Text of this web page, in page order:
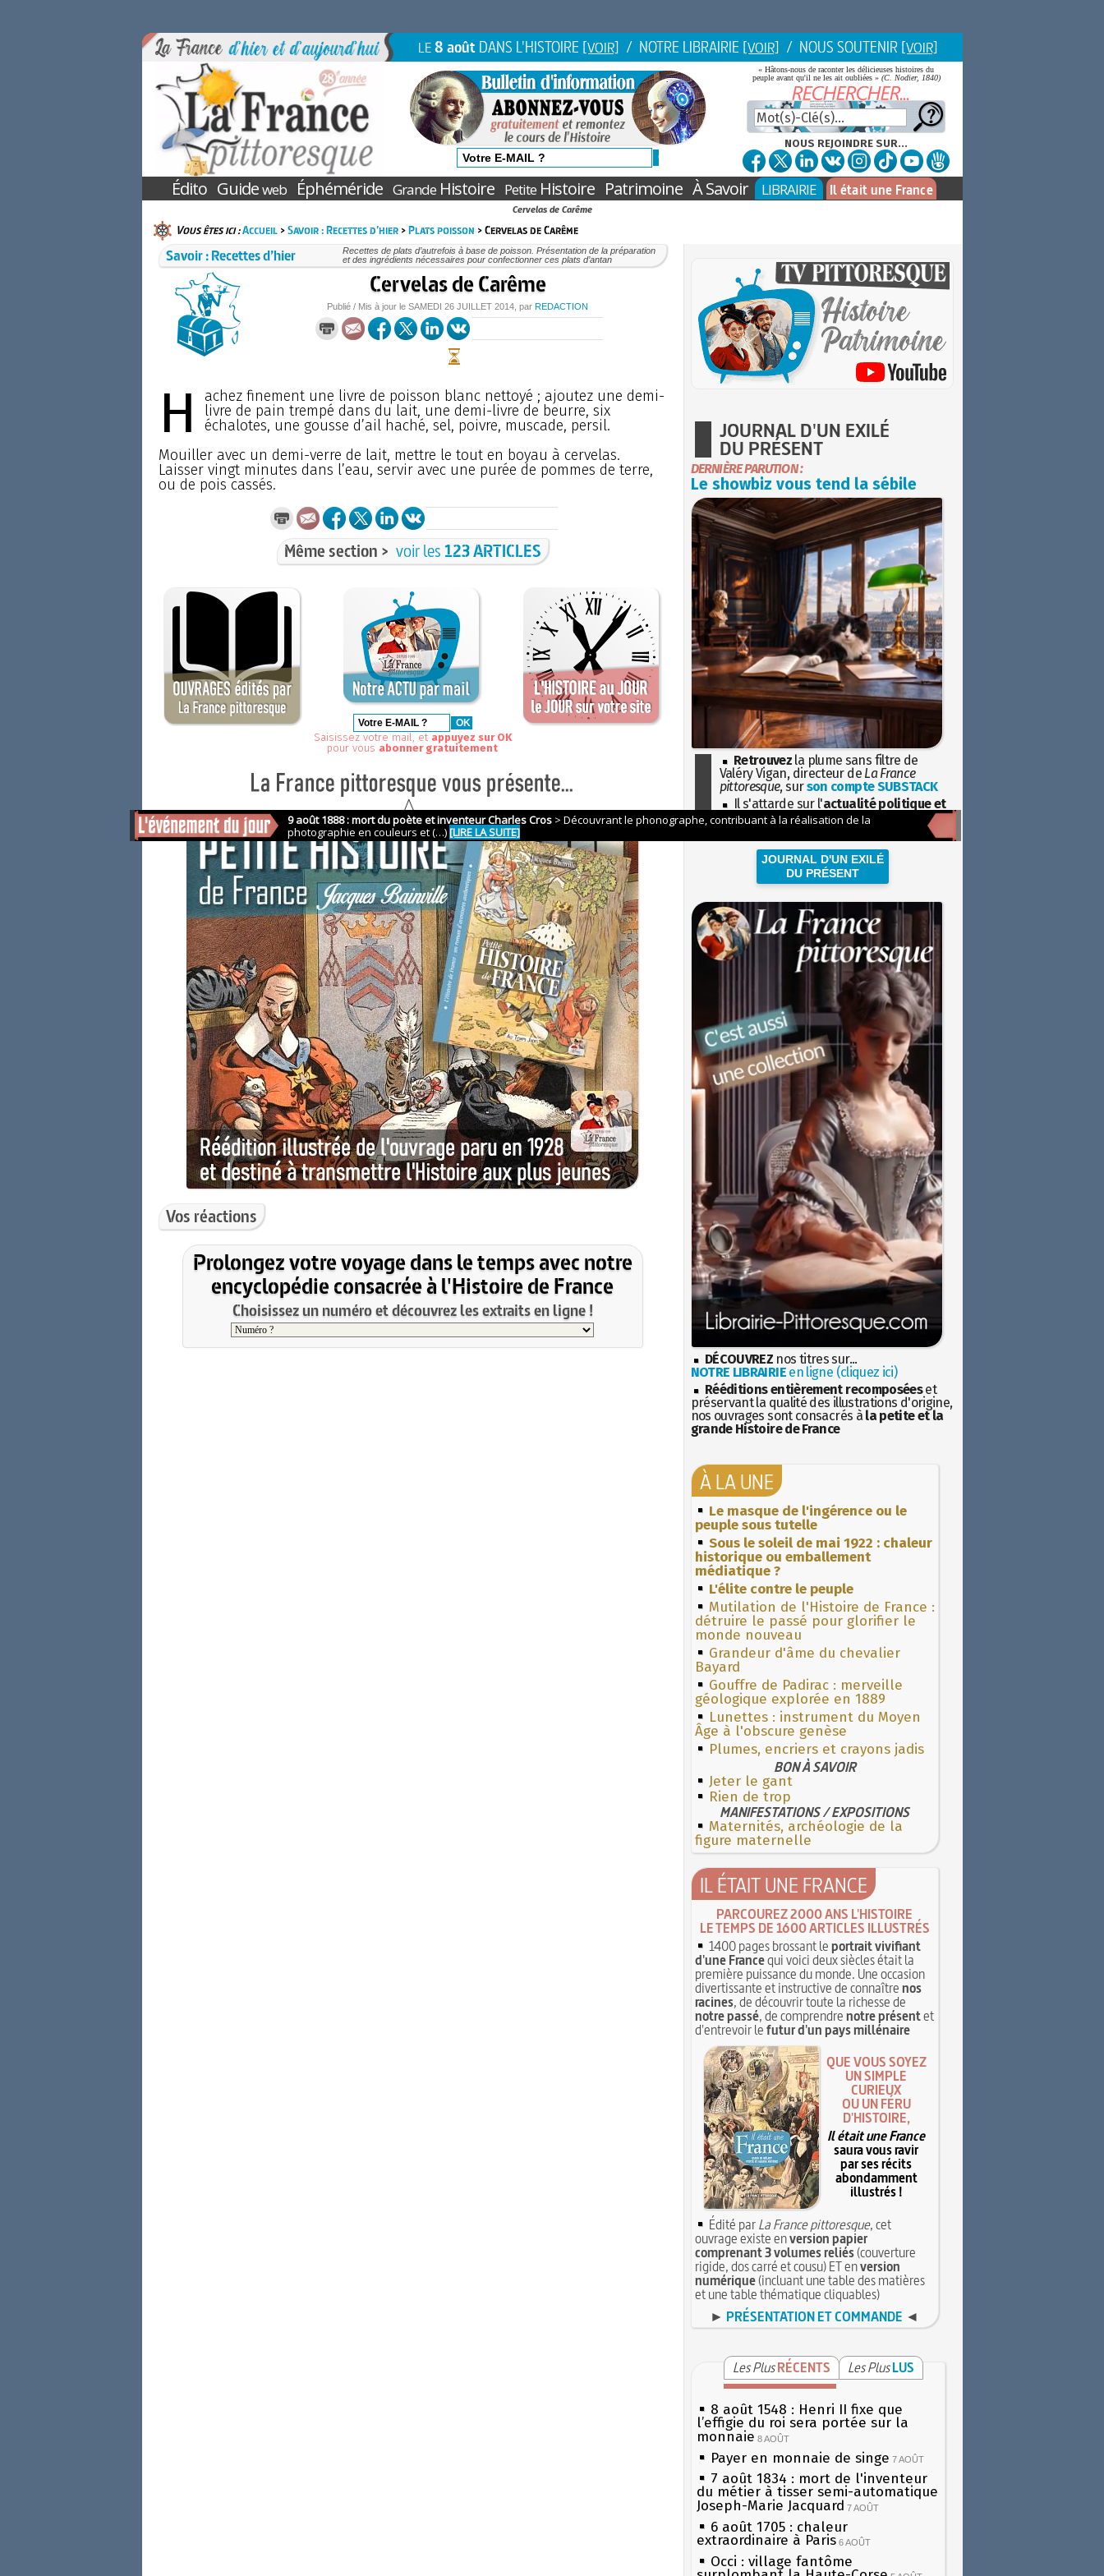
LE8 août DANS L'HISTOIRE [VOIR] / NOTRE LIBRAIRIE [VOIR] / NOUS SOUTENIR [VOIR]
« Hâtons-nous de raconter les délicieuses histoires du
peuple avant qu'il ne les ait oubliées » (C. Nodier, 1840)
NOUS REJOINDRE SUR...
Édito Guideweb Éphéméride GrandeHistoire PetiteHistoire Patrimoine À Savoir LIBRAIRIE Il était une France
Cervelas de Carême
Vous êtes ici :Accueil>Savoir : Recettes d’hier>Plats poisson > Cervelas de Carême
Savoir : Recettes d’hier
Recettes de plats d’autrefois à base de poisson. Présentation de la préparation
et des ingrédients nécessaires pour confectionner ces plats d’antan
Cervelas de Carême
Publié / Mis à jour le SAMEDI 26 JUILLET 2014 , par REDACTION
H
achez finement une livre de poisson blanc nettoyé ; ajoutez une demi-
livre de pain trempé dans du lait, une demi-livre de beurre, six
échalotes, une gousse d’ail haché, sel, poivre, muscade, persil.
Mouiller avec un demi-verre de lait, mettre le tout en boyau à cervelas.
Laisser vingt minutes dans l’eau, servir avec une purée de pommes de terre,
ou de pois cassés.
Même section > voir les 123 ARTICLES
Saisissez votre mail, et appuyez sur OK
pour vous abonner gratuitement
Vos réactions
Prolongez votre voyage dans le temps avec notre
encyclopédie consacrée à l'Histoire de France
Choisissez un numéro et découvrez les extraits en ligne !
JOURNAL D'UN EXILÉ
DU PRÉSENT
DERNIÈRE PARUTION :
Le showbiz vous tend la sébile
Retrouvez la plume sans filtre de
Valéry Vigan, directeur de La France
pittoresque, surson compte SUBSTACK
Il s'attarde sur l'actualité politique et
sociétaleavec la hauteur de vue de
JOURNAL D'UN EXILÉ
DU PRÉSENT
DÉCOUVREZ nos titres sur...
NOTRE LIBRAIRIEen ligne (cliquez ici)
Rééditions entièrement recomposéeset
préservant la qualité des illustrations d'origine,
nos ouvrages sont consacrés à la petite et la
grande Histoire de France
À LA UNE
Le masque de l'ingérence ou le
peuple sous tutelle
Sous le soleil de mai 1922 : chaleur
historique ou emballement
médiatique ?
L'élite contre le peuple
Mutilation de l'Histoire de France :
détruire le passé pour glorifier le
monde nouveau
Grandeur d'âme du chevalier
Bayard
Gouffre de Padirac : merveille
géologique explorée en 1889
Lunettes : instrument du Moyen
Âge à l'obscure genèse
Plumes, encriers et crayons jadis
BON À SAVOIR
Jeter le gant
Rien de trop
MANIFESTATIONS / EXPOSITIONS
Maternités, archéologie de la
figure maternelle
IL ÉTAIT UNE FRANCE
PARCOUREZ 2000 ANS L'HISTOIRE
LE TEMPS DE 1600 ARTICLES ILLUSTRÉS
1400 pages brossant leportrait vivifiant
d'une Francequi voici deux siècles était la
première puissance du monde. Une occasion
divertissante et instructive de connaîtrenos
racines, de découvrir toute la richesse de
notre passé, de comprendrenotre présentet
d'entrevoir lefutur d'un pays millénaire
QUE VOUS SOYEZ
UN SIMPLE
CURIEUX
OU UN FÉRU
D'HISTOIRE,
Il était une France
saura vous ravir
par ses récits
abondamment
illustrés !
Édité parLa France pittoresque, cet
ouvrage existe enversion papier
comprenant 3 volumes reliés(couverture
rigide, dos carré et cousu) ET enversion
numérique(incluant une table des matières
et une table thématique cliquables)
► PRÉSENTATION ET COMMANDE ◄
Les Plus RÉCENTS Les Plus LUS
8 août 1548 : Henri II fixe que
l’effigie du roi sera portée sur la
monnaie 8 AOÛT
Payer en monnaie de singe 7 AOÛT
7 août 1834 : mort de l'inventeur
du métier à tisser semi-automatique
Joseph-Marie Jacquard 7 AOÛT
6 août 1705 : chaleur
extraordinaire à Paris 6 AOÛT
Occi : village fantôme